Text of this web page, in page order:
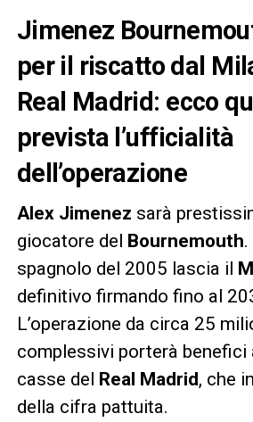
Jimenez
per il riscatto dal
Real Madrid: ecco
prevista l’ufficialità
dell’operazione
Alex Jimenez sarà
giocatore del Bournemouth
spagnolo del 2005 lascia il
definitivo firmando fino al
L’operazione da circa 25
complessivi porterà benefici
casse del Real Madrid, che
della cifra pattuita.